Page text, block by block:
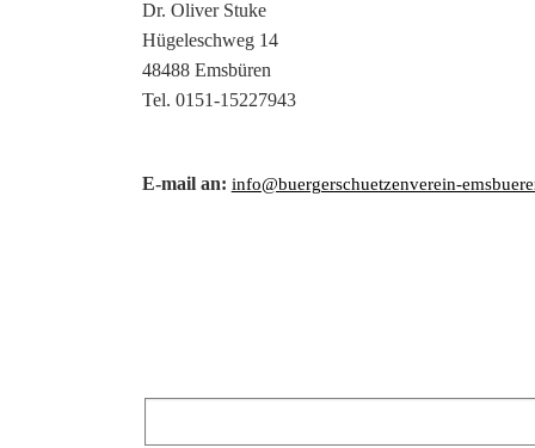
Dr. Oliver Stuke
Hügeleschweg 14
48488 Emsbüren
Tel. 0151-15227943
E-mail an: info@buergerschuetzenverein-